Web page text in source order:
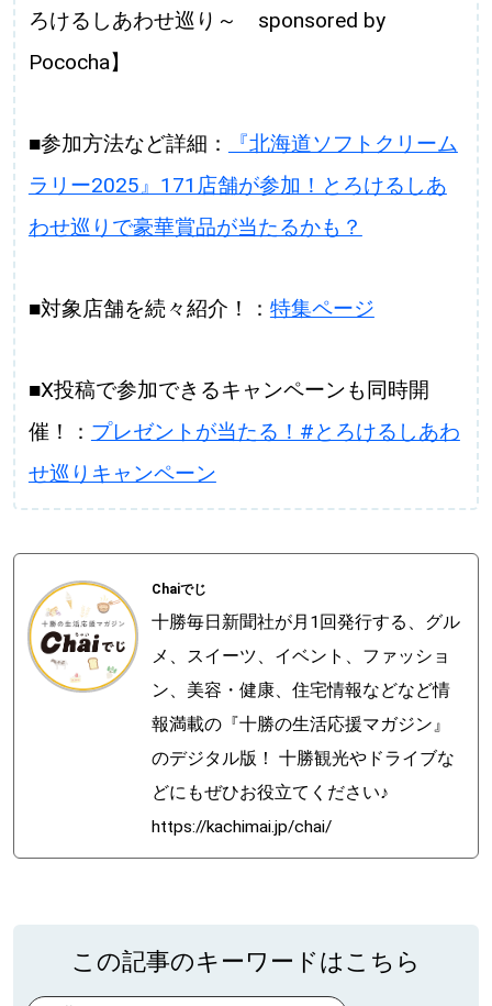
ろけるしあわせ巡り～ sponsored by
Pococha】
■参加方法など詳細：
『北海道ソフトクリーム
ラリー2025』171店舗が参加！とろけるしあ
わせ巡りで豪華賞品が当たるかも？
■対象店舗を続々紹介！： 特集ページ
■X投稿で参加できるキャンペーンも同時開
催！： プレゼントが当たる！#とろけるしあわ
せ巡りキャンペーン
Chaiでじ
十勝毎日新聞社が月1回発行する、グル
メ、スイーツ、イベント、ファッショ
ン、美容・健康、住宅情報などなど情
報満載の『十勝の生活応援マガジン』
のデジタル版！ 十勝観光やドライブな
どにもぜひお役立てください♪
https://kachimai.jp/chai/
この記事のキーワードはこちら